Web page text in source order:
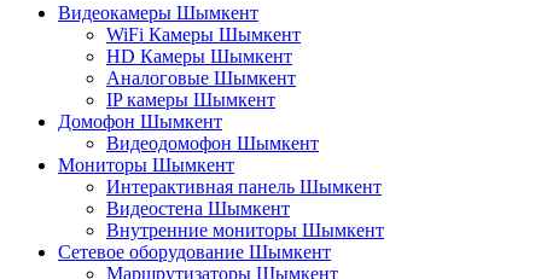
Видеокамеры Шымкент
WiFi Камеры Шымкент
HD Камеры Шымкент
Аналоговые Шымкент
IP камеры Шымкент
Домофон Шымкент
Видеодомофон Шымкент
Мониторы Шымкент
Интерактивная панель Шымкент
Видеостена Шымкент
Внутренние мониторы Шымкент
Сетевое оборудование Шымкент
Маршрутизаторы Шымкент